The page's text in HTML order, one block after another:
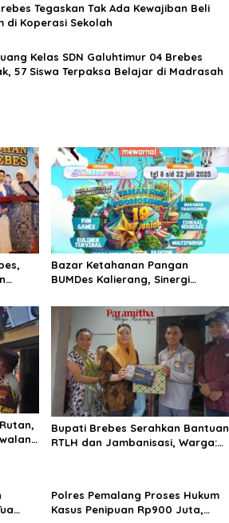
Tegaskan Tak Ada Kewajiban Beli
di Koperasi Sekolah
Kelas SDN Galuhtimur 04 Brebes
57 Siswa Terpaksa Belajar di Madrasah
Bazar Ketahanan Pangan
BUMDes Kalierang, Sinergi
dengan Hiburan Rakyat
Bupati Brebes Serahkan Bantuan
RTLH dan Jambanisasi, Warga:
Polres Pemalang Proses Hukum
Kasus Penipuan Rp900 Juta,